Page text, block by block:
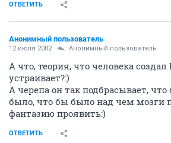
ОТВЕТИТЬ
Анонимный пользователь
12 июля 2002 Анонимный пользователь
А что, теория, что человека создал
устраивает?:)
А черепа он так подбрасывает,
было, что бы было над чем мозги
фантазию проявить:)
ОТВЕТИТЬ